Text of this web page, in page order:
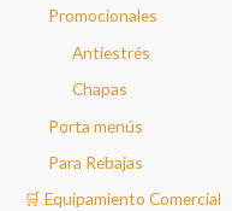
Promocionales
Antiestrés
Chapas
Porta menús
Para Rebajas
🛒 Equipamiento Comercial